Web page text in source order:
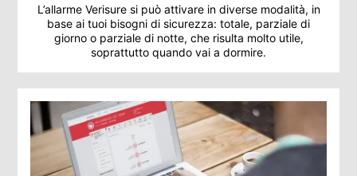
L’allarme Verisure si può attivare in diverse modalità, in
base ai tuoi bisogni di sicurezza: totale, parziale di
giorno o parziale di notte, che risulta molto utile,
soprattutto quando vai a dormire.